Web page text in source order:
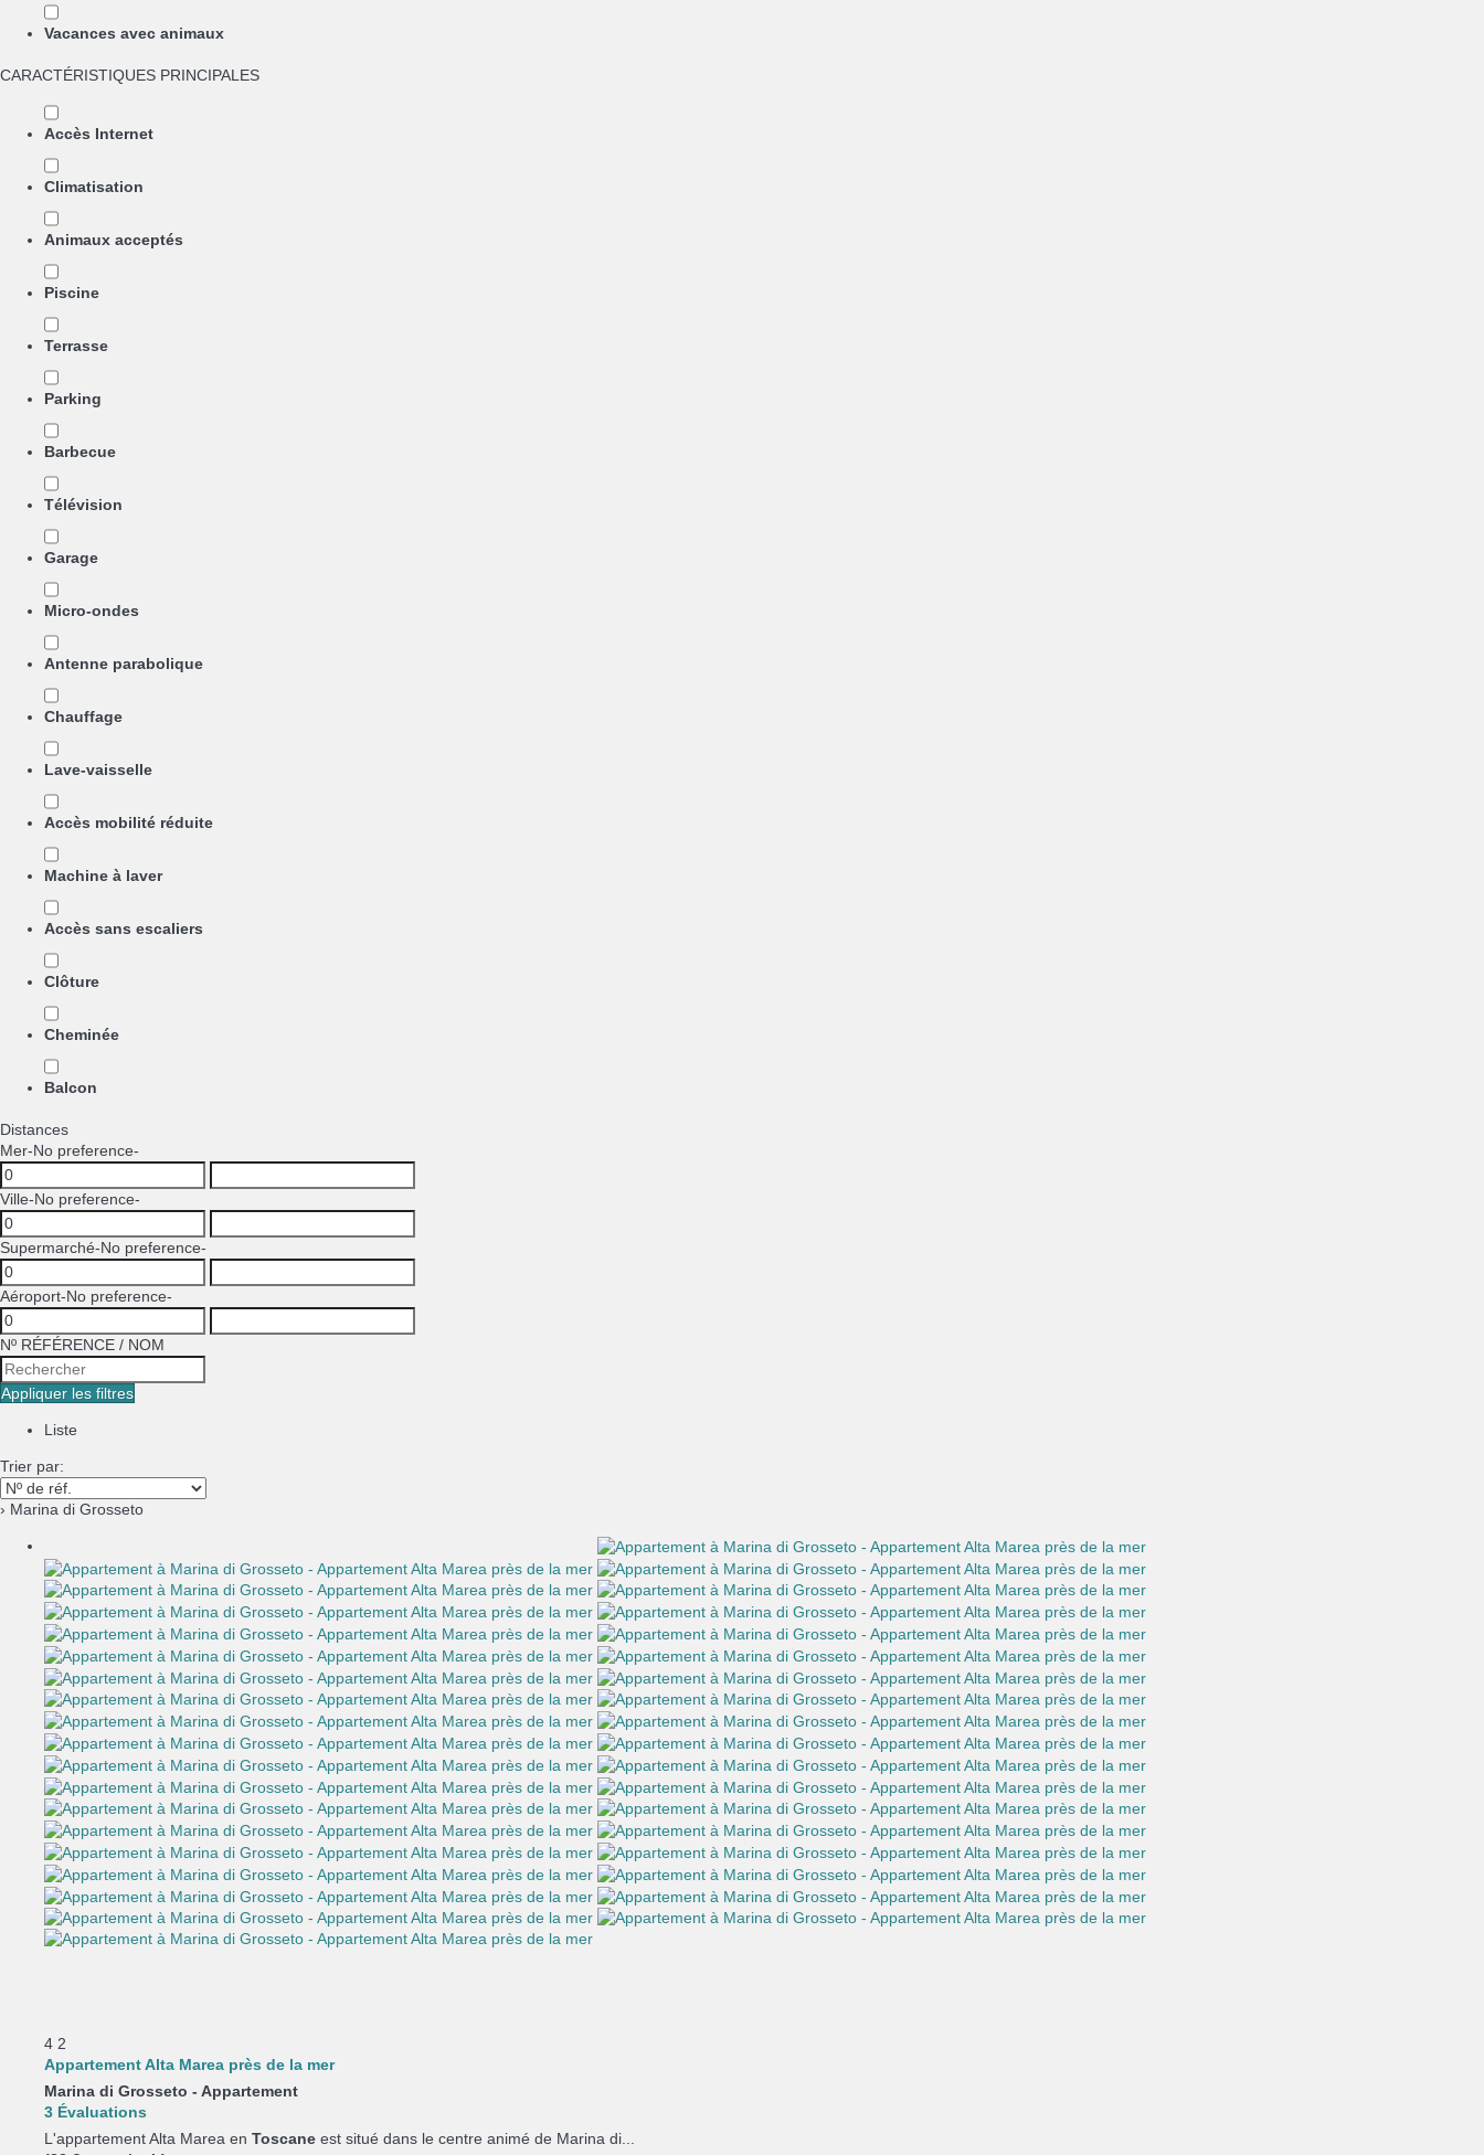
Vacances avec animaux
CARACTÉRISTIQUES PRINCIPALES
Accès Internet
Climatisation
Animaux acceptés
Piscine
Terrasse
Parking
Barbecue
Télévision
Garage
Micro-ondes
Antenne parabolique
Chauffage
Lave-vaisselle
Accès mobilité réduite
Machine à laver
Accès sans escaliers
Clôture
Cheminée
Balcon
Distances
Mer-No preference-
Ville-No preference-
Supermarché-No preference-
Aéroport-No preference-
Nº RÉFÉRENCE / NOM
Appliquer les filtres
Liste
Trier par:
› Marina di Grosseto
4 2
Appartement Alta Marea près de la mer
Marina di Grosseto - Appartement
3 Évaluations
L'appartement Alta Marea en Toscane est situé dans le centre animé de Marina di...